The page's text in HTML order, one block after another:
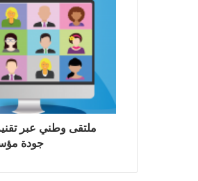
ملتقى وطني عبر
جودة